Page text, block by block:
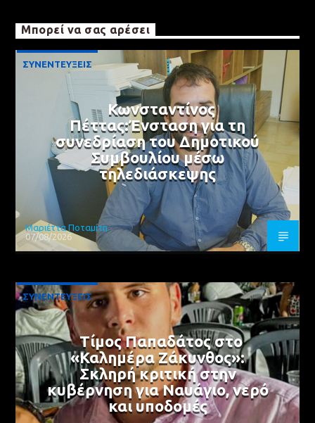
Μπορεί να σας αρέσει
ΣΥΝΕΝΤΕΥΞΕΙΣ
Κωνσταντίνος
Πέττας:Ένσταση για τη
συνεδρίαση του Δημοτικού
Συμβουλίου μέσω
τηλεδιάσκεψης
Μαριέττα Ποταμίτη
07/08/2026
ΣΥΝΕΝΤΕΥΞΕΙΣ
Τίμος Παπαδάτος στο
«Καλημέρα Ζάκυνθος»:
Σκληρή κριτική στην
κυβέρνηση για Ναυάγιο, νερό
και υποδομές